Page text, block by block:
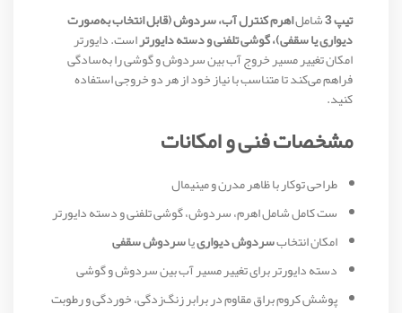
تیپ 3 شاملاهرم کنترل آب، سردوش (قابل انتخاب به‌صورت
دیواری یا سقفی)، گوشی تلفنی و دسته دایورتراست. دایورتر
امکان تغییر مسیر خروج آب بین سردوش و گوشی را به‌سادگی
فراهم می‌کند تا متناسب با نیاز خود از هر دو خروجی استفاده
کنید.
مشخصات فنی و امکانات
طراحی توکار با ظاهر مدرن و مینیمال
ست کامل شامل اهرم، سردوش، گوشی تلفنی و دسته دایورتر
امکان انتخابسردوش دیوارییاسردوش سقفی
دسته دایورتر برای تغییر مسیر آب بین سردوش و گوشی
پوشش کروم براق مقاوم در برابر زنگ‌زدگی، خوردگی و رطوبت